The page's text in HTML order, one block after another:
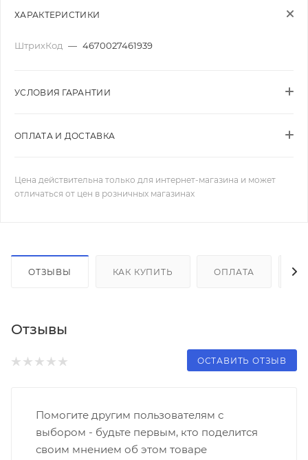
ХАРАКТЕРИСТИКИ
ШтрихКод — 4670027461939
УСЛОВИЯ ГАРАНТИИ
ОПЛАТА И ДОСТАВКА
Цена действительна только для интернет-магазина и может
отличаться от цен в розничных магазинах
ОТЗЫВЫ КАК КУПИТЬ ОПЛАТА
Отзывы
ОСТАВИТЬ ОТЗЫВ
Помогите другим пользователям с
выбором - будьте первым, кто поделится
своим мнением об этом товаре